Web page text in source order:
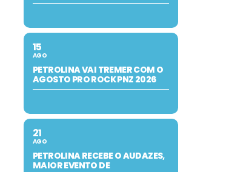
15
AGO
PETROLINA VAI TREMER COM O
AGOSTO PRO ROCK PNZ 2026
21
AGO
PETROLINA RECEBE O AUDAZES,
MAIOR EVENTO DE